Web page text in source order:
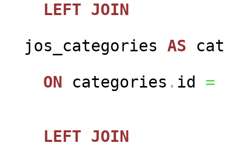
LEFT JOIN
jos_categories AS
ON categories . id =
LEFT JOIN